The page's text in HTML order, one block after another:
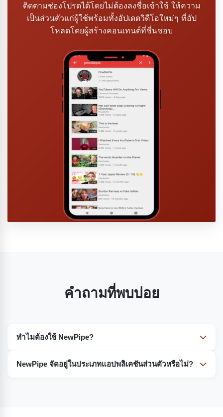
ติดตามช่องโปรดได้โดยไม่ต้องลงชื่อเข้าใช้ ให้ความ
เป็นส่วนตัวแก่ผู้ใช้พร้อมทั้งอัปเดตวิดีโอใหม่ๆ ที่อัป
โหลดโดยผู้สร้างคอนเทนต์ที่ชื่นชอบ
คำถามที่พบบ่อย
ทำไมต้องใช้ NewPipe?
YouTube ตรงที่มันไม่แสดงโฆษณา ไม่ต้องการสิทธิ์ใดๆ จาก
NewPipe จัดอยู่ในประเภทแอปพลิเคชันส่วนตัวหรือไม่?